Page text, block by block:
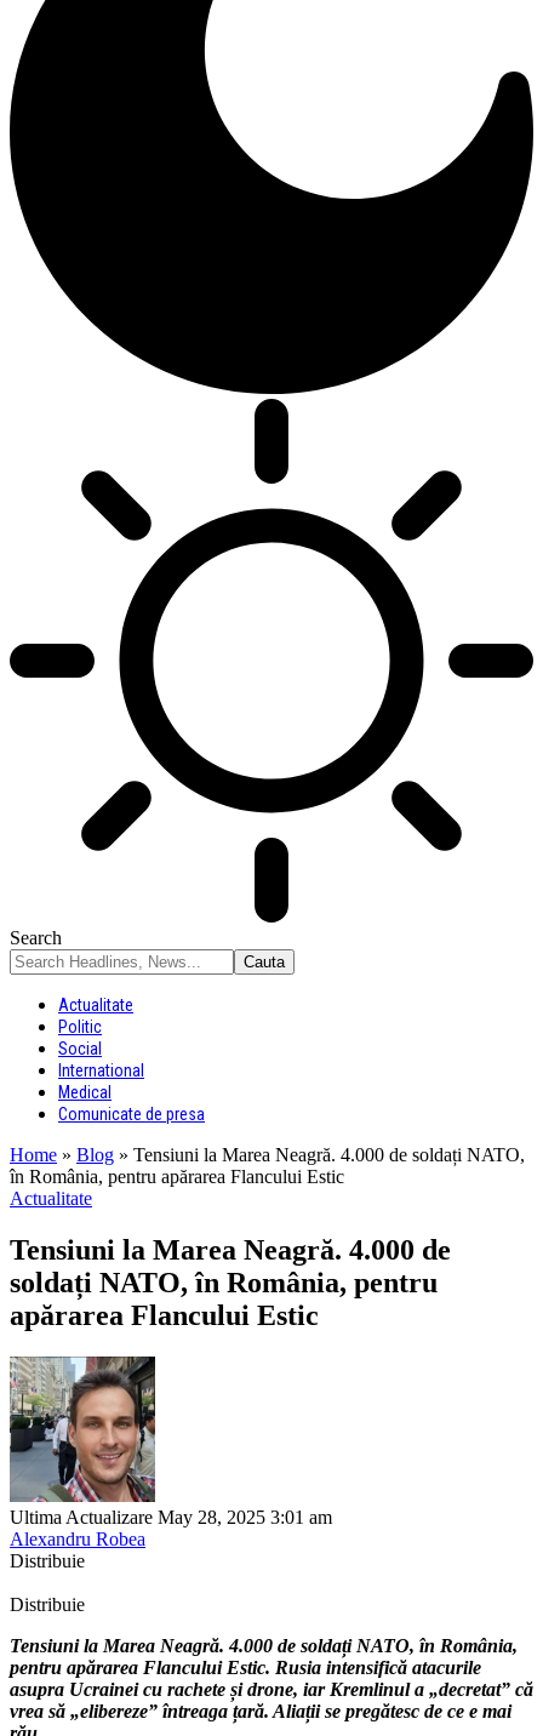
Search
Actualitate
Politic
Social
International
Medical
Comunicate de presa
Home » Blog » Tensiuni la Marea Neagră. 4.000 de soldați NATO,
în România, pentru apărarea Flancului Estic
Actualitate
Tensiuni la Marea Neagră. 4.000 de
soldați NATO, în România, pentru
apărarea Flancului Estic
Ultima Actualizare May 28, 2025 3:01 am
Alexandru Robea
Distribuie
Distribuie
Tensiuni la Marea Neagră. 4.000 de soldați NATO, în România,
pentru apărarea Flancului Estic. Rusia intensifică atacurile
asupra Ucrainei cu rachete și drone, iar Kremlinul a „decretat” că
vrea să „elibereze” întreaga țară. Aliații se pregătesc de ce e mai